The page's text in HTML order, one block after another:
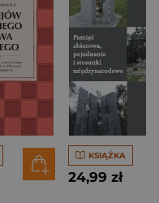
KSIĄŻKA
24,99 zł